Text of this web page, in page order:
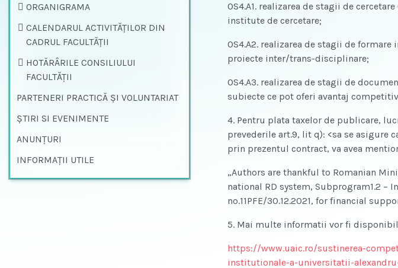
OS4.A1. realizarea de stagii de
institute de cercetare;
OS4.A2. realizarea de stagii de
proiecte inter/trans-disciplinare;
OS4.A3. realizarea de stagii de
subiecte ce pot oferi avantaj
4. Pentru plata taxelor de publicare,
prevederile art.9, lit q): <sa se
prin prezentul contract, va avea
„Authors are thankful to Romanian
national RD system, Subprogram1.2 –
no.11PFE/30.12.2021, for financial
5. Mai multe informatii vor fi
https://www.uaic.ro/sustinerea-
institutionale-a-universitatii-
ORGANIGRAMA
CALENDARUL ACTIVITĂȚILOR DIN
CADRUL FACULTĂȚII
HOTĂRÂRILE CONSILIULUI
FACULTĂŢII
PARTENERI PRACTICĂ ȘI VOLUNTARIAT
ŞTIRI SI EVENIMENTE
ANUNȚURI
INFORMAŢII UTILE